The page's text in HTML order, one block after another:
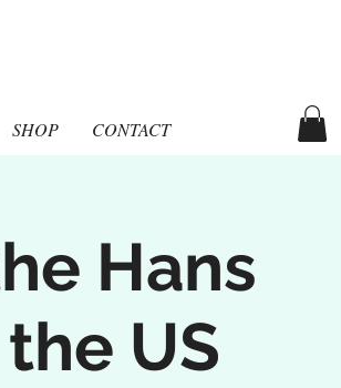
SHOP CONTACT
Hans
US